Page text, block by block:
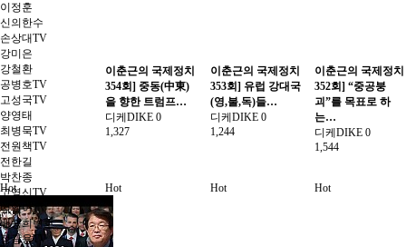
이정훈
신의한수
손상대TV
강미은
강철환
공병호TV
고성국TV
양영태
최병묵TV
전원책TV
전한길
박찬종
고영신TV
너알아TV
배승희변호
정광용TV
이춘근의 국제정치
354회] 중동(中東)
을 향한 트럼프…
디케DIKE 0
1,327
이춘근의 국제정치
353회] 유럽 강대국
(영,불,독)들…
디케DIKE 0
1,244
이춘근의 국제정치
352회] “중공붕
괴”를 목표로 하
는…
디케DIKE 0
1,544
Hot Hot Hot Hot